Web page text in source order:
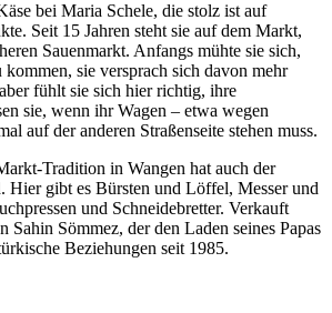
bei Maria Schele, die stolz ist auf
Seit 15 Jahren steht sie auf dem Markt,
Sauenmarkt. Anfangs mühte sie sich,
sie versprach sich davon mehr
fühlt sie sich hier richtig, ihre
sie, wenn ihr Wagen – etwa wegen
auf der anderen Straßenseite stehen muss.
Tradition in Wangen hat auch der
Hier gibt es Bürsten und Löffel, Messer und
und Schneidebretter. Verkauft
Sahin Sömmez, der den Laden seines Papas
Beziehungen seit 1985.